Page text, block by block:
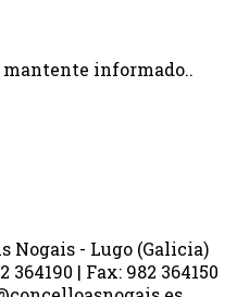
mantente informado..
Nogais - Lugo (Galicia)
364190 | Fax: 982 364150